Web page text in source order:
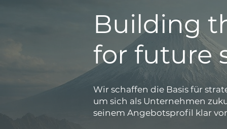
Building
for future
Wir schaffen die Basis für
um sich als Unternehmen
seinem Angebotsprofil klar